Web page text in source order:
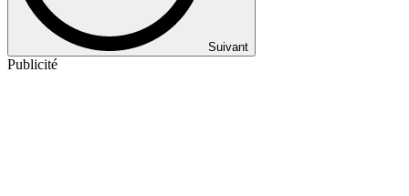
Suivant
Publicité